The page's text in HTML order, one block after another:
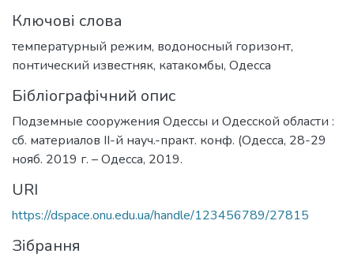
Ключові слова
температурный режим, водоносный горизонт,
понтический известняк, катакомбы, Одесса
Бібліографічний опис
Подземные сооружения Одессы и Одесской области :
сб. материалов II-й науч.-практ. конф. (Одесса, 28-29
нояб. 2019 г. – Одесса, 2019.
URI
https://dspace.onu.edu.ua/handle/123456789/27815
Зібрання